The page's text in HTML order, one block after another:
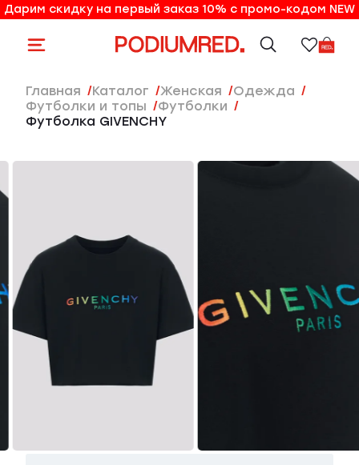
10% на первый заказ по промо-коду NEW
Дарим скидку на первый заказ 10% с промо-кодом NEW
Главная Каталог женская
Одежда
Футболки и топы
Футболки
Футболка GIVENCHY